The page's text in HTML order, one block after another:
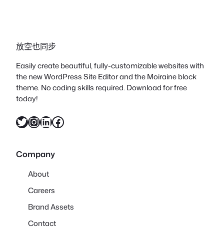
放空也同步
Easily create beautiful, fully-customizable websites with
the new WordPress Site Editor and the Moiraine block
theme. No coding skills required. Download for free
today!
X InstagramLinkedIn Facebook
Company
About
Careers
Brand Assets
Contact